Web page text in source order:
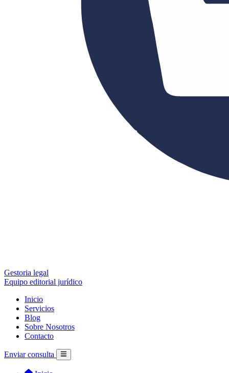
Gestoria legal
Equipo editorial jurídico
Inicio
Servicios
Blog
Sobre Nosotros
Contacto
Enviar consulta